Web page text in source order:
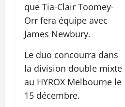
que Tia-Clair Toomey-
Orr fera équipe avec
James Newbury.
Le duo concourra dans
la division double mixte
au HYROX Melbourne le
15 décembre.